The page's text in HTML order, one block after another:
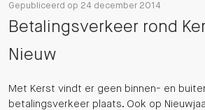
Gepubliceerd op 24 december 2014
Betalingsverkeer rond
Nieuw
Met Kerst vindt er geen binnen- en
betalingsverkeer plaats. Ook op